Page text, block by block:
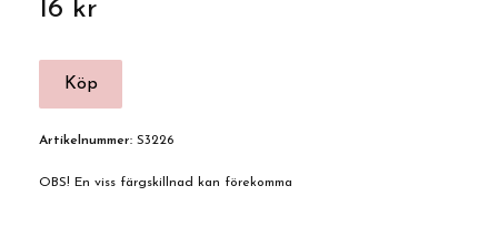
16 kr
Artikelnummer: S3226
OBS! En viss färgskillnad kan förekomma